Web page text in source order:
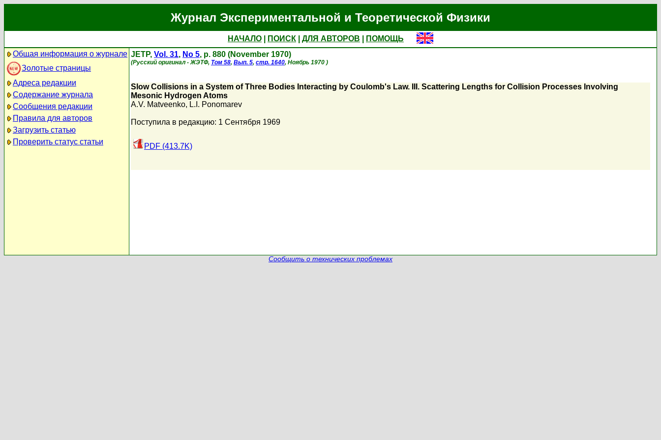
Журнал Экспериментальной и Теоретической Физики
НАЧАЛО ПОИСК ДЛЯ АВТОРОВ
ПОМОЩЬ
Общая информация о журнале
Золотые страницы
Адреса редакции
Содержание журнала
Сообщения редакции
Правила для авторов
Загрузить статью
Проверить статус статьи
JETP, Vol. 31, No 5, p. 880 (November 1970)
(Русский оригинал - ЖЭТФ, Том 58, Вып. 5, стр. 1640, Ноябрь 1970 )
Slow Collisions in a System of Three Bodies Interacting by Coulomb's Law. III. Scattering Lengths for Collision Processes Involving
Mesonic Hydrogen Atoms
A.V. Matveenko, L.I. Ponomarev
Поступила в редакцию: 1 Сентября 1969
PDF (413.7K)
Сообщить о технических проблемах